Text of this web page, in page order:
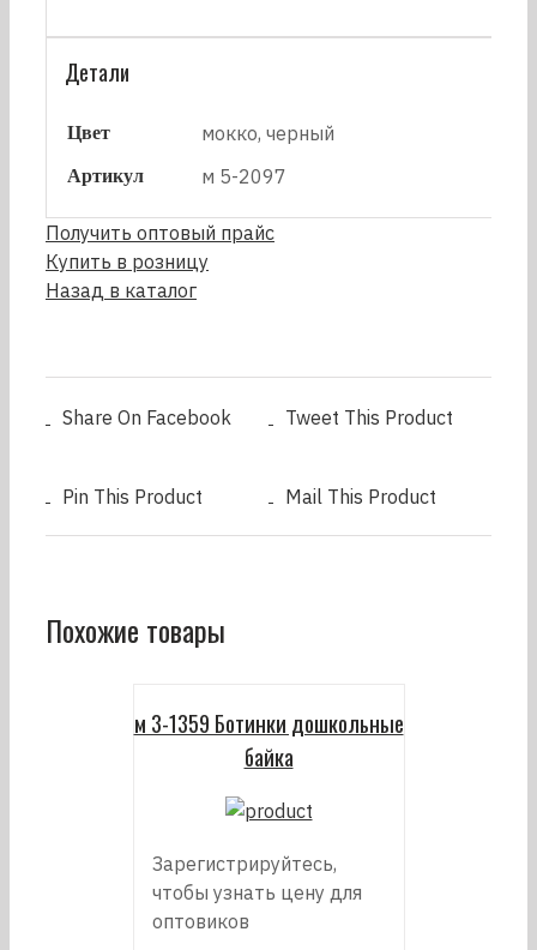
Детали
Цвет мокко, черный
Артикул м 5-2097
Получить оптовый прайс
Купить в розницу
Назад в каталог
Share On Facebook Tweet This Product
Pin This Product Mail This Product
Похожие товары
м 3-1359 Ботинки дошкольные
байка
Зарегистрируйтесь,
чтобы узнать цену для
оптовиков